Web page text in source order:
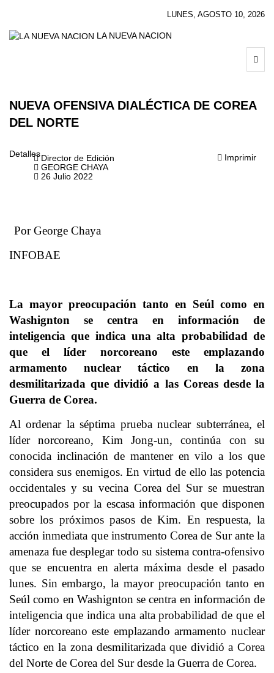
LUNES, AGOSTO 10, 2026
LA NUEVA NACION
NUEVA OFENSIVA DIALÉCTICA DE COREA
DEL NORTE
Imprimir
DetallesDirector de Edición
GEORGE CHAYA
26 Julio 2022
Por George Chaya
INFOBAE
La mayor preocupación tanto en Seúl como en
Washignton se centra en información de
inteligencia que indica una alta probabilidad de
que el líder norcoreano este emplazando
armamento nuclear táctico en la zona
desmilitarizada que dividió a las Coreas desde la
Guerra de Corea.
Al ordenar la séptima prueba nuclear subterránea, el
líder norcoreano, Kim Jong-un, continúa con su
conocida inclinación de mantener en vilo a los que
considera sus enemigos. En virtud de ello las potencia
occidentales y su vecina Corea del Sur se muestran
preocupados por la escasa información que disponen
sobre los próximos pasos de Kim. En respuesta, la
acción inmediata que instrumento Corea de Sur ante la
amenaza fue desplegar todo su sistema contra-ofensivo
que se encuentra en alerta máxima desde el pasado
lunes. Sin embargo, la mayor preocupación tanto en
Seúl como en Washignton se centra en información de
inteligencia que indica una alta probabilidad de que el
líder norcoreano este emplazando armamento nuclear
táctico en la zona desmilitarizada que dividió a Corea
del Norte de Corea del Sur desde la Guerra de Corea.